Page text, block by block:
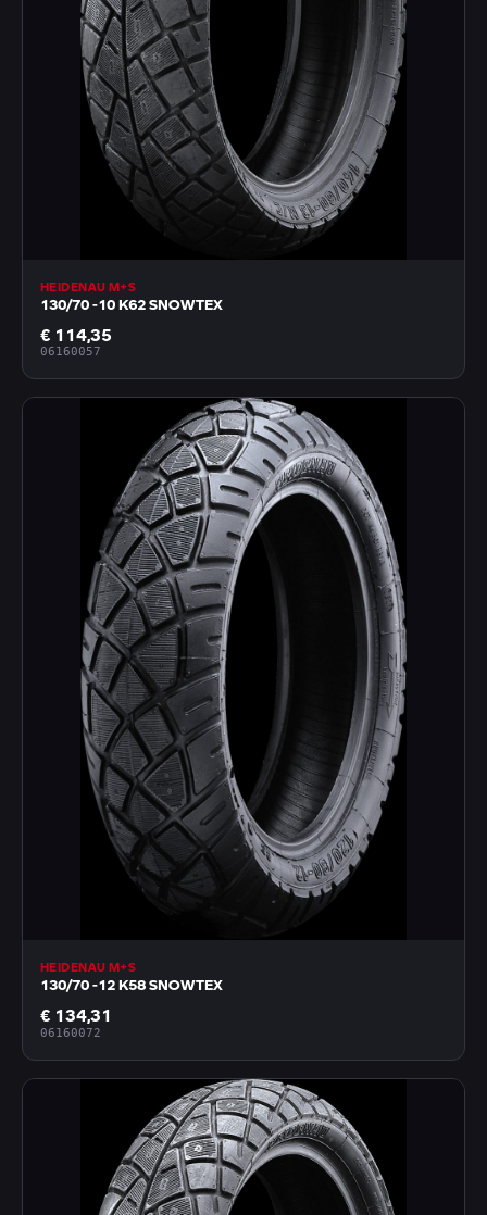
HEIDENAU M+S
130/70 -10 K62 SNOWTEX
€ 114,35
06160057
HEIDENAU M+S
130/70 -12 K58 SNOWTEX
€ 134,31
06160072